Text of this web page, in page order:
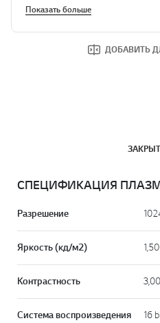
Показать больше
ДОБАВИТЬ
СПЕЦИФИКАЦИЯ
Разрешение
Яркость (кд/м2)
Контрастность
Система воспроизведения
16